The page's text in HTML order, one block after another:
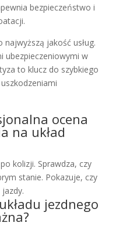
bezpieczeństwo i
najwyższą jakość usług.
ubezpieczeniowymi w
to klucz do szybkiego
ocena
na układ
kolizji. Sprawdza, czy
stanie. Pokazuje, czy
jezdnego